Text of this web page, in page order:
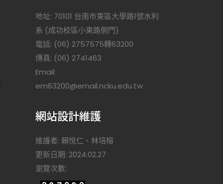
地址: 70101 台南市東區大學路1號水利
系 (成功校區小東路側門)
電話: (06) 2757575轉63200
傳真: (06) 2741463
Email:
em63200@email.ncku.edu.tw
網站設計維護
維護者: 賴悅仁、林培榕
更新日期: 2024.02.27
瀏覽次數: